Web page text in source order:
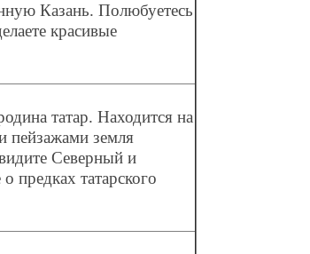
Казань. Полюбуетесь
красивые
татар. Находится на
пейзажами земля
Северный и
предках татарского